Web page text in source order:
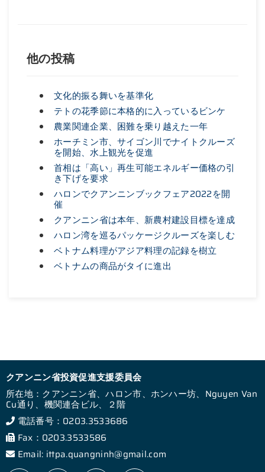
他の投稿
文化的振る舞いを基準化
テトの花季節に本格的に入っているビンケ
農業関連企業、困難を乗り越えた一年
ホーチミン市、サイゴン川でナイトクルーズ
を開始、水上観光を促進
首相は「高い」再生可能エネルギー価格の引
き下げを要求
ハロンでクアンニンブックフェア2022を開
催
クアンニン省は本年、新農村建設目標を達成
ハロン湾を巡るパッケージクルーズを楽しむ
ベトナム料理がアジア料理の記録を樹立
ベトナムの商品がタイに進出
クアンニン省投資促進支援委員会
所在地：クアンニン省、ハロン市、ホンハー坊、Nguyen Van
Cu通り、機関連合ビル、２階
電話番号：0203.3533686
Fax：0203.3533586
Email: ittpa.quangninh@gmail.com